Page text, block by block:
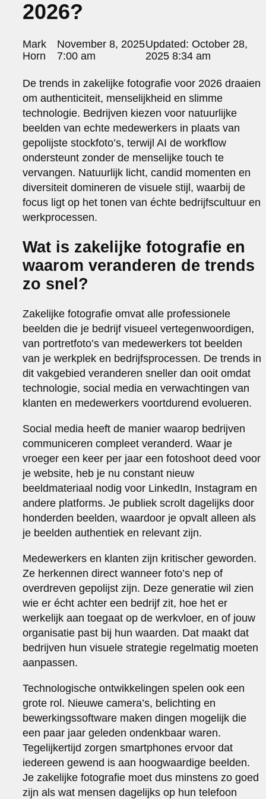
portraits 2
portraits 3
sanoma view 2014 – annual report
het zuiderlicht
thomas van luyn
various
parool christmas special
editorial
travel
commercial
fashion
contact
info@markhorn.nl
+31650600601
2026?
Posted
by:
Mark
Horn
November 8, 2025
7:00 am
Updated:October 28,
2025 8:34 am
De trends in zakelijke fotografie voor 2026 draaien
om authenticiteit, menselijkheid en slimme
technologie. Bedrijven kiezen voor natuurlijke
beelden van echte medewerkers in plaats van
gepolijste stockfoto’s, terwijl AI de workflow
ondersteunt zonder de menselijke touch te
vervangen. Natuurlijk licht, candid momenten en
diversiteit domineren de visuele stijl, waarbij de
focus ligt op het tonen van échte bedrijfscultuur en
werkprocessen.
Wat is zakelijke fotografie en
waarom veranderen de trends
zo snel?
Zakelijke fotografie omvat alle professionele
beelden die je bedrijf visueel vertegenwoordigen,
van portretfoto’s van medewerkers tot beelden
van je werkplek en bedrijfsprocessen. De trends in
dit vakgebied veranderen sneller dan ooit omdat
technologie, social media en verwachtingen van
klanten en medewerkers voortdurend evolueren.
Social media heeft de manier waarop bedrijven
communiceren compleet veranderd. Waar je
vroeger een keer per jaar een fotoshoot deed voor
je website, heb je nu constant nieuw
beeldmateriaal nodig voor LinkedIn, Instagram en
andere platforms. Je publiek scrolt dagelijks door
honderden beelden, waardoor je opvalt alleen als
je beelden authentiek en relevant zijn.
Medewerkers en klanten zijn kritischer geworden.
Ze herkennen direct wanneer foto’s nep of
overdreven gepolijst zijn. Deze generatie wil zien
wie er écht achter een bedrijf zit, hoe het er
werkelijk aan toegaat op de werkvloer, en of jouw
organisatie past bij hun waarden. Dat maakt dat
bedrijven hun visuele strategie regelmatig moeten
aanpassen.
Technologische ontwikkelingen spelen ook een
grote rol. Nieuwe camera’s, belichting en
bewerkingssoftware maken dingen mogelijk die
een paar jaar geleden ondenkbaar waren.
Tegelijkertijd zorgen smartphones ervoor dat
iedereen gewend is aan hoogwaardige beelden.
Je zakelijke fotografie moet dus minstens zo goed
zijn als wat mensen dagelijks op hun telefoon